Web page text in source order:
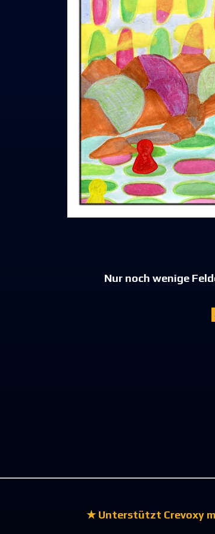
Nur noch wenige
★ Unterstützt Crevoxy